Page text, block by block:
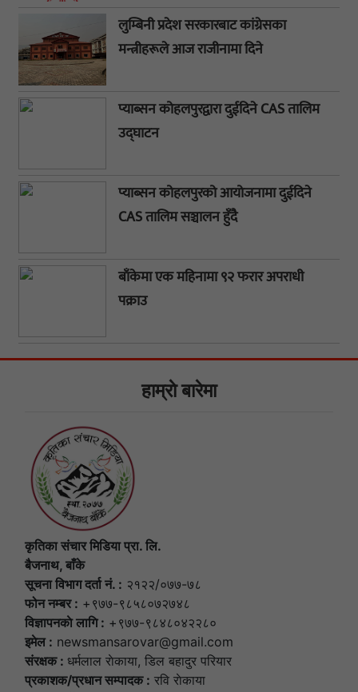
लुम्बिनी प्रदेश सरकारबाट कांग्रेसका
मन्त्रीहरूले आज राजीनामा दिने
प्याब्सन कोहलपुरद्वारा दुईदिने CAS तालिम
उद्घाटन
प्याब्सन कोहलपुरको आयोजनामा दुईदिने
CAS तालिम सञ्चालन हुँदै
बाँकेमा एक महिनामा ९२ फरार अपराधी
पक्राउ
हाम्राे बारेमा
कृतिका संचार मिडिया प्रा. लि.
बैजनाथ, बाँके
सूचना विभाग दर्ता नं. : २१२२/०७७-७८
फोन नम्बर : +९७७-९८५८०७२७४८
विज्ञापनकाे लागि : +९७७-९८४८०४२२८०
इमेल : newsmansarovar@gmail.com
संरक्षक : धर्मलाल राेकाया, डिल बहादुर परियार
प्रकाशक/प्रधान सम्पादक : रवि राेकाया